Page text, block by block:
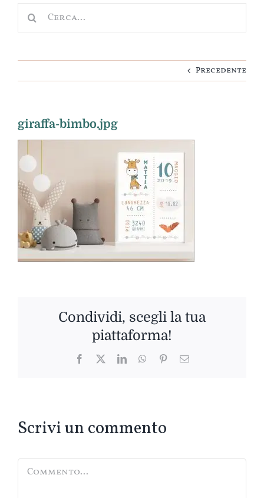
Nascita
per:
Precedente
giraffa-bimbo.jpg
Condividi, scegli la tua
piattaforma!
Facebook
TwitterLinkedInWhatsApp
PinterestEmail
Scrivi un commento